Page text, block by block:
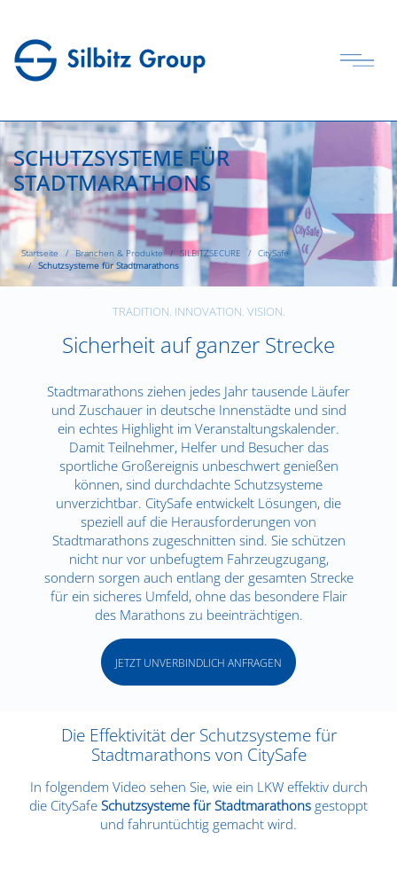
SCHUTZSYSTEME FÜR
STADTMARATHONS
Startseite Branchen & Produkte SILBITZSECURE
CitySafe
Schutzsysteme für Stadtmarathons
TRADITION. INNOVATION. VISION.
Sicherheit auf ganzer Strecke
Stadtmarathons ziehen jedes Jahr tausende Läufer
und Zuschauer in deutsche Innenstädte und sind
ein echtes Highlight im Veranstaltungskalender.
Damit Teilnehmer, Helfer und Besucher das
sportliche Großereignis unbeschwert genießen
können, sind durchdachte Schutzsysteme
unverzichtbar. CitySafe entwickelt Lösungen, die
speziell auf die Herausforderungen von
Stadtmarathons zugeschnitten sind. Sie schützen
nicht nur vor unbefugtem Fahrzeugzugang,
sondern sorgen auch entlang der gesamten Strecke
für ein sicheres Umfeld, ohne das besondere Flair
des Marathons zu beeinträchtigen.
JETZT UNVERBINDLICH ANFRAGEN
Die Effektivität der Schutzsysteme für
Stadtmarathons von CitySafe
In folgendem Video sehen Sie, wie ein LKW effektiv durch
die CitySafe Schutzsysteme für Stadtmarathons gestoppt
und fahruntüchtig gemacht wird.